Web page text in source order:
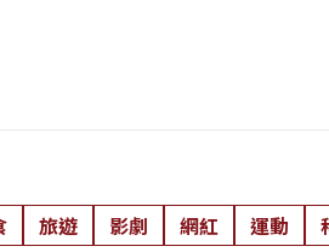
旅遊 影劇 網紅 運動